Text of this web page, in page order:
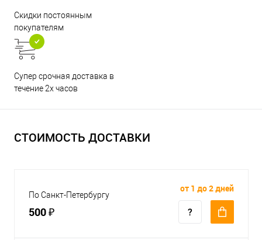
Скидки постоянным
покупателям
Супер срочная доставка в
течение 2х часов
СТОИМОСТЬ ДОСТАВКИ
По Санкт-Петербургу
500 ₽
от 1 до 2 дней